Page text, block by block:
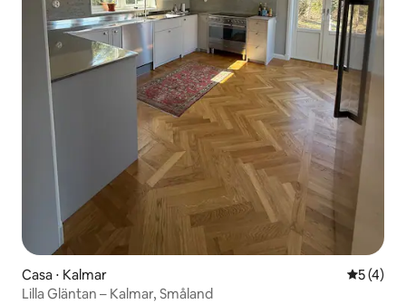
Casa ⋅ Kalmar 5 de
5 (4)
Lilla Gläntan – Kalmar, Småland